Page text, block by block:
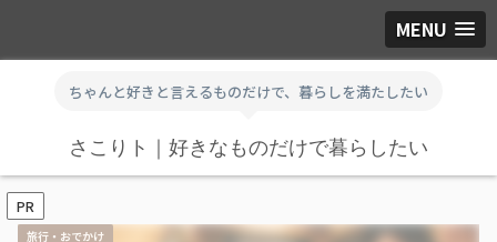
MENU
ちゃんと好きと言えるものだけで、暮らしを満たしたい
さこりト｜好きなものだけで暮らしたい
PR
旅行・おでかけ